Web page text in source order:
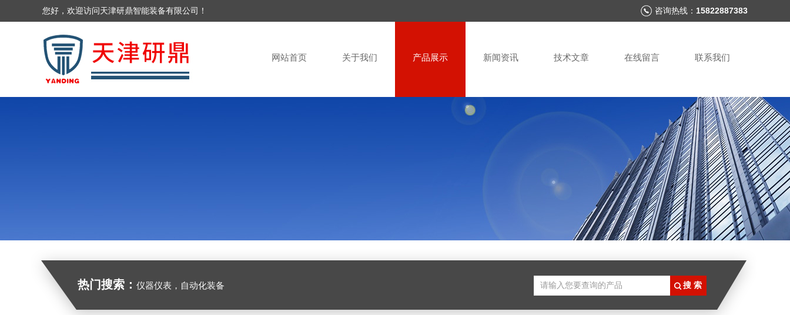
您好，欢迎访问天津研鼎智能装备有限公司！ 咨询热线： 15822887383
网站首页 关于我们 产品展示 新闻资讯 技术文章 在线留言 联系我们
热门搜索： 仪器仪表，自动化装备